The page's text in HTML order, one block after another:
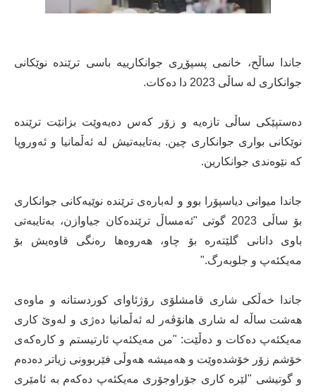
جاندا ساڵح، خانمی پسپۆڕی جوانکارییە باسی ترێندە نوێکانی
جوانکاری لە ساڵی 2023 دا دەکات.
دەستپێکی ساڵی تازەیە و زۆر کەس دەیەوێت بزانێت ترێندە
نوێکانی بواری جوانکاری چین. بەتایبەتیش لە ئەڵمانیا و ئەوروپا
کە نێوەندی جوانکارین.
جاندا میوانی دیاسپۆرا بوو و لەبارەی ترێندە نوێیەکانی جوانکاری
بۆ ساڵی 2023 گوتی "ئەمساڵ ترێندەکان جیاوازن، بەتایبەتی
باوی دانانی گلێتەرە بۆ چاو، هەروەها رەنگی قاوەیش بۆ
مەیکئەپ و جلوبەرگ."
جاندا خەڵکی شاری قامشلۆی رۆژئاوای کوردستانە و ماوەی
هەشت ساڵە لە شاری هانۆڤەر لە ئەڵمانیا دەژی و لەوێ کاری
مەیکئەپ دەکات و دەڵێت: "من مەیکئەپ ئارتیستم و کارەکەی
خۆشم زۆر خۆشدەوێت و هەمیشە هەوڵی فێربوونی زیاتر دەدەم
و گوتیشی "لێرە کاری جۆراوجۆری مەیکئەپ دەکەم بە ئامێری